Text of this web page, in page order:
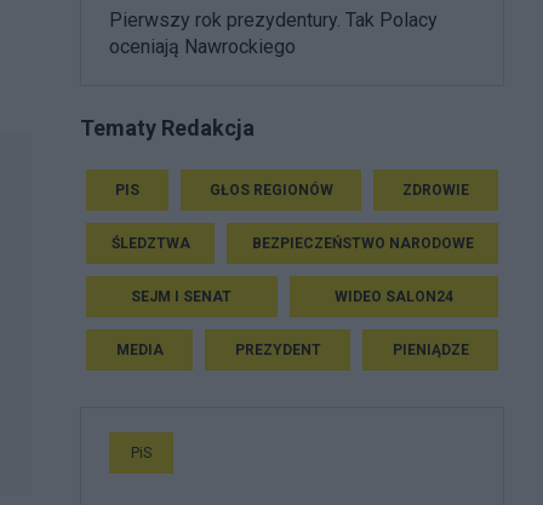
Pierwszy rok prezydentury. Tak Polacy
oceniają Nawrockiego
Tematy Redakcja
PIS GŁOS REGIONÓW ZDROWIE
ŚLEDZTWA BEZPIECZEŃSTWO NARODOWE
SEJM I SENAT WIDEO SALON24
MEDIA PREZYDENT PIENIĄDZE
PiS